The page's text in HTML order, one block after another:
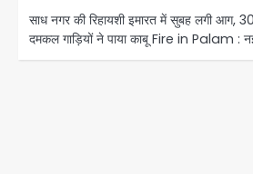
साध नगर की रिहायशी इमारत में सुबह लगी आग, 30
दमकल गाड़ियों ने पाया काबू Fire in Palam :